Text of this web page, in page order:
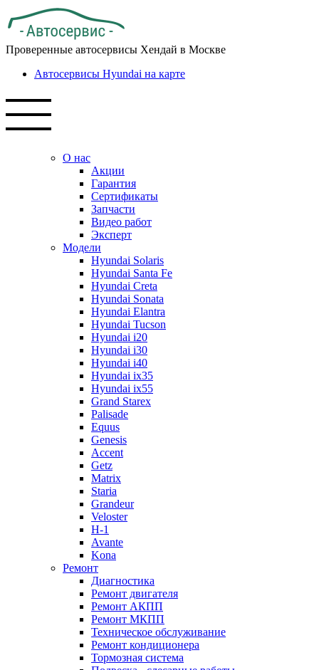
Проверенные автосервисы Хендай в Москве
Автосервисы Hyundai на карте
О нас
Акции
Гарантия
Сертификаты
Запчасти
Видео работ
Эксперт
Модели
Hyundai Solaris
Hyundai Santa Fe
Hyundai Creta
Hyundai Sonata
Hyundai Elantra
Hyundai Tucson
Hyundai i20
Hyundai i30
Hyundai i40
Hyundai ix35
Hyundai ix55
Grand Starex
Palisade
Equus
Genesis
Accent
Getz
Matrix
Staria
Grandeur
Veloster
H-1
Avante
Kona
Ремонт
Диагностика
Ремонт двигателя
Ремонт АКПП
Ремонт МКПП
Техническое обслуживание
Ремонт кондиционера
Тормозная система